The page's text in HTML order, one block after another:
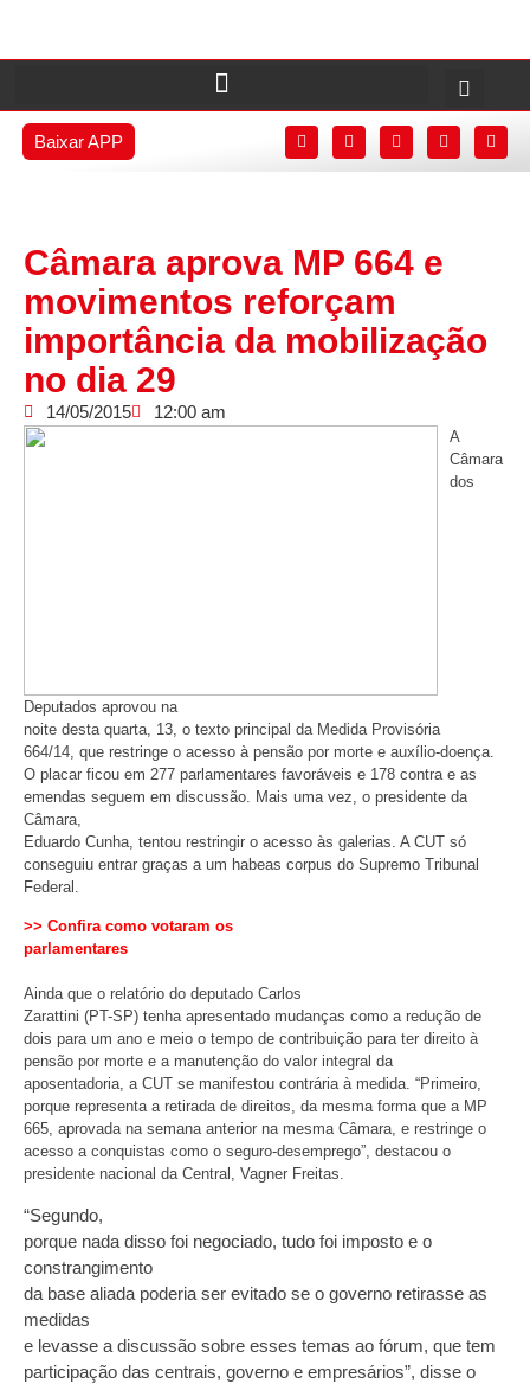
Baixar APP
Câmara aprova MP 664 e
movimentos reforçam
importância da mobilização
no dia 29
14/05/2015 12:00 am
A
Câmara
dos
Deputados aprovou na
noite desta quarta, 13, o texto principal da Medida Provisória
664/14, que restringe o acesso à pensão por morte e auxílio-doença.
O placar ficou em 277 parlamentares favoráveis e 178 contra e as
emendas seguem em discussão. Mais uma vez, o presidente da
Câmara,
Eduardo Cunha, tentou restringir o acesso às galerias. A CUT só
conseguiu entrar graças a um habeas corpus do Supremo Tribunal
Federal.
>> Confira como votaram os
parlamentares
Ainda que o relatório do deputado Carlos
Zarattini (PT-SP) tenha apresentado mudanças como a redução de
dois para um ano e meio o tempo de contribuição para ter direito à
pensão por morte e a manutenção do valor integral da
aposentadoria, a CUT se manifestou contrária à medida. “Primeiro,
porque representa a retirada de direitos, da mesma forma que a MP
665, aprovada na semana anterior na mesma Câmara, e restringe o
acesso a conquistas como o seguro-desemprego”, destacou o
presidente nacional da Central, Vagner Freitas.
“Segundo,
porque nada disso foi negociado, tudo foi imposto e o
constrangimento
da base aliada poderia ser evitado se o governo retirasse as
medidas
e levasse a discussão sobre esses temas ao fórum, que tem
participação das centrais, governo e empresários”, disse o